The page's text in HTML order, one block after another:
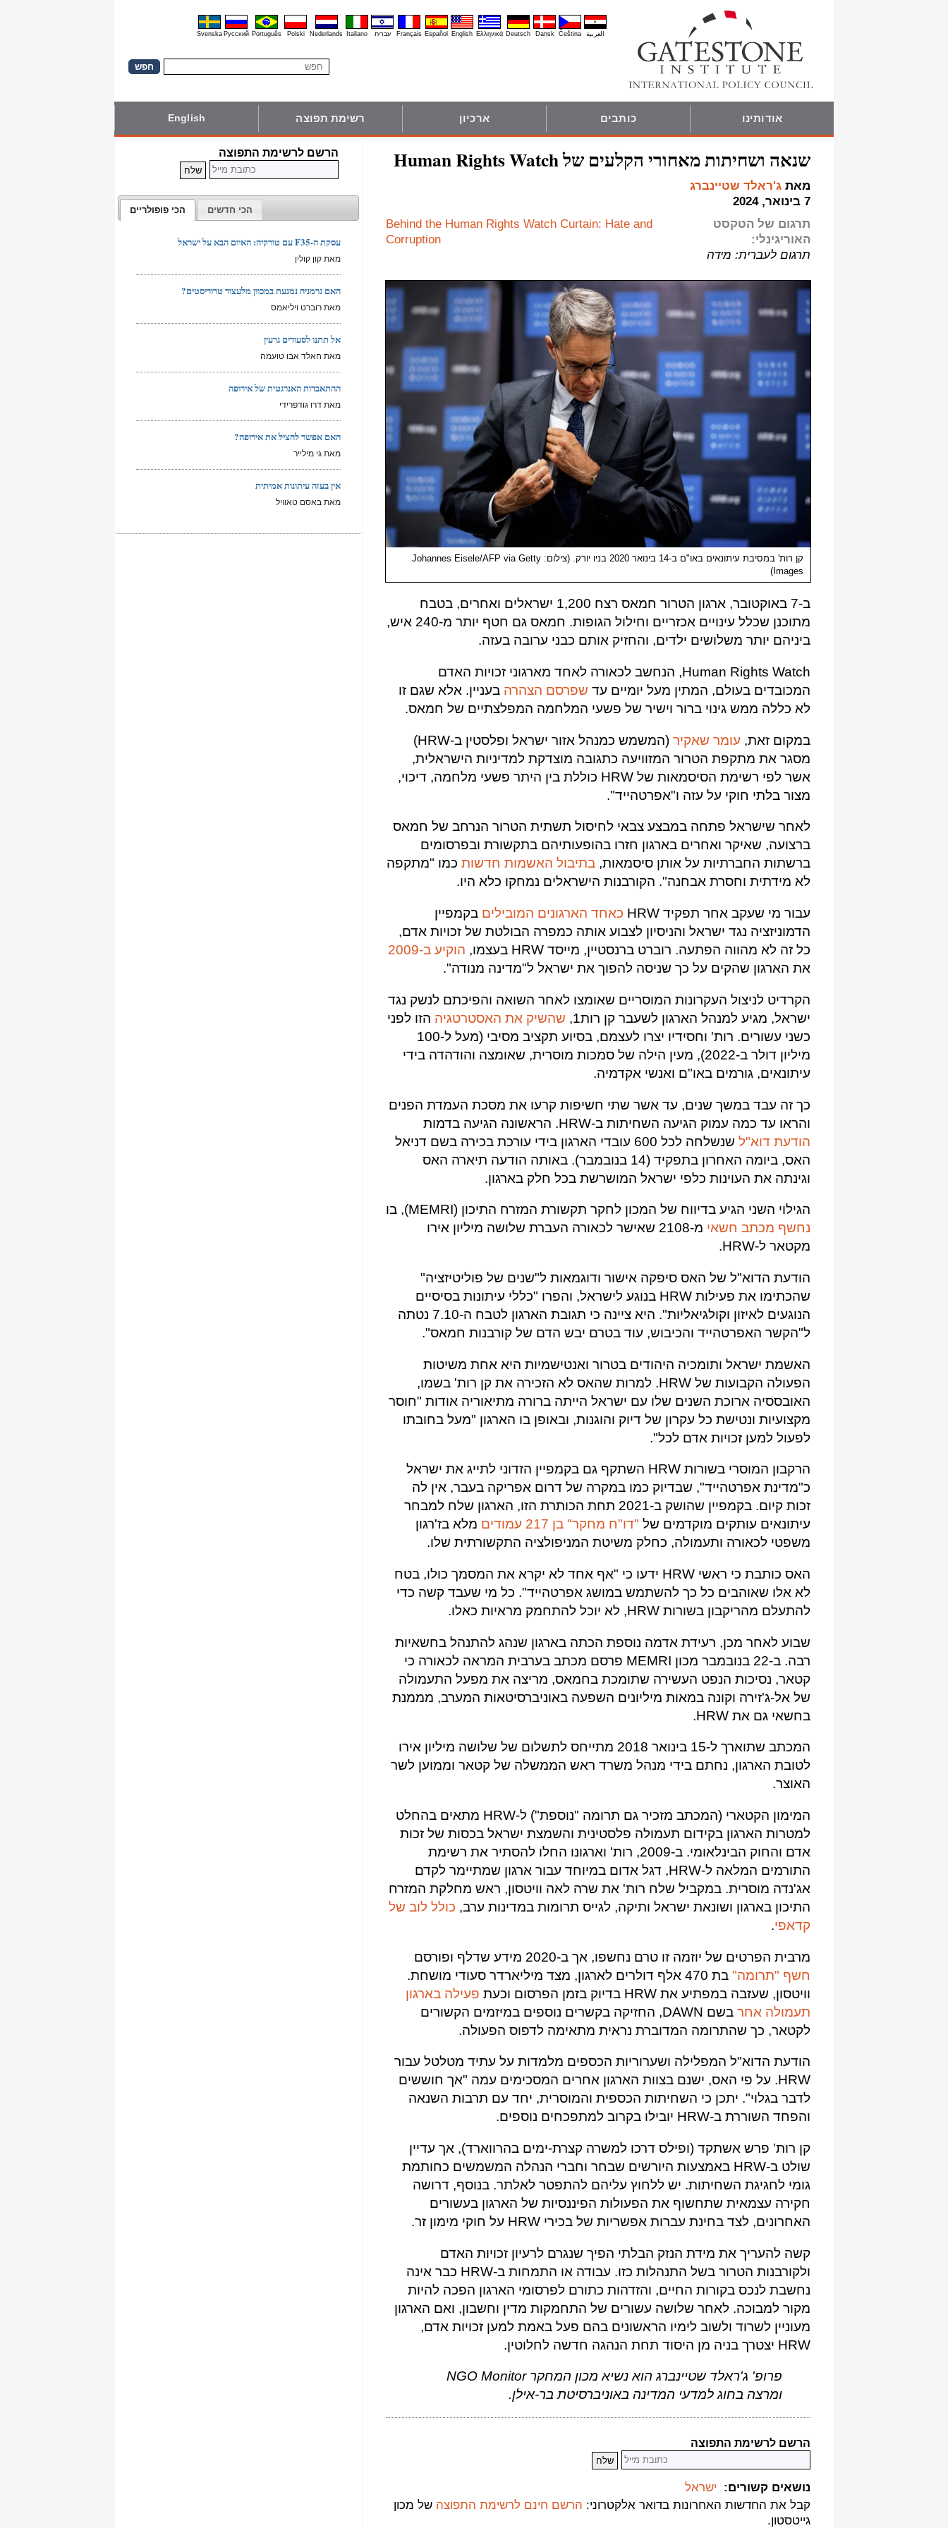
العربية Čeština
Dansk
Deutsch
Ελληνικά
English
Español
Français עברית Italiano
Nederlands
Polski
Português
Pyccĸий
Svenska
אודותינו כותבים ארכיון רשימת תפוצה English
שנאה ושחיתות מאחורי הקלעים של Human Rights Watch
מאת ג'ראלד שטיינברג
7 בינואר, 2024
תרגום של הטקסט
האוריגינלי:
Behind the Human Rights Watch Curtain: Hate and
Corruption
תרגום לעברית: מידה
קן רות' במסיבת עיתונאים באו"ם ב-14 בינואר 2020 בניו יורק. (צילום: Johannes Eisele/AFP via Getty
Images)
ב-7 באוקטובר, ארגון הטרור חמאס רצח 1,200 ישראלים ואחרים, בטבח
מתוכנן שכלל עינויים אכזריים וחילול הגופות. חמאס גם חטף יותר מ-240 איש,
ביניהם יותר משלושים ילדים, והחזיק אותם כבני ערובה בעזה.
Human Rights Watch, הנחשב לכאורה לאחד מארגוני זכויות האדם
המכובדים בעולם, המתין מעל יומיים עד שפרסם הצהרה בעניין. אלא שגם זו
לא כללה ממש גינוי ברור וישיר של פשעי המלחמה המפלצתיים של חמאס.
במקום זאת, עומר שאקיר
(המשמש כמנהל אזור ישראל ופלסטין ב-HRW)
מסגר את מתקפת הטרור המזוויעה כתגובה מוצדקת למדיניות הישראלית,
אשר לפי רשימת הסיסמאות של HRW כוללת בין היתר פשעי מלחמה, דיכוי,
מצור בלתי חוקי על עזה ו"אפרטהייד".
לאחר שישראל פתחה במבצע צבאי לחיסול תשתית הטרור הנרחב של חמאס
ברצועה, שאיקר ואחרים בארגון חזרו בהופעותיהם בתקשורת ובפרסומים
ברשתות החברתיות על אותן סיסמאות, בתיבול האשמות חדשות כמו "מתקפה
לא מידתית וחסרת אבחנה". הקורבנות הישראלים נמחקו כלא היו.
עבור מי שעקב אחר תפקיד HRW כאחד הארגונים המובילים בקמפיין
הדמוניזציה נגד ישראל והניסיון לצבוע אותה כמפרה הבולטת של זכויות אדם,
כל זה לא מהווה הפתעה. רוברט ברנסטיין, מייסד HRW בעצמו,
הוקיע ב-2009
את הארגון שהקים על כך שניסה להפוך את ישראל ל"מדינה מנודה".
הקרדיט לניצול העקרונות המוסריים שאומצו לאחר השואה והפיכתם לנשק נגד
ישראל, מגיע למנהל הארגון לשעבר קן רות1,
שהשיק את האסטרטגיה הזו לפני
כשני עשורים. רות' וחסידיו יצרו לעצמם, בסיוע תקציב מסיבי (מעל ל-100
מיליון דולר ב-2022), מעין הילה של סמכות מוסרית, שאומצה והודהדה בידי
עיתונאים, גורמים באו"ם ואנשי אקדמיה.
כך זה עבד במשך שנים, עד אשר שתי חשיפות קרעו את מסכת העמדת הפנים
והראו עד כמה עמוק הגיעה השחיתות ב-HRW. הראשונה הגיעה בדמות
הודעת דוא"ל
שנשלחה לכל 600 עובדי הארגון בידי עורכת בכירה בשם דניאל
האס, ביומה האחרון בתפקיד (14 בנובמבר). באותה הודעה תיארה האס
וגינתה את העוינות כלפי ישראל המושרשת בכל חלק בארגון.
הגילוי השני הגיע בדיווח של המכון לחקר תקשורת המזרח התיכון (MEMRI), בו
נחשף מכתב חשאי
מ-2108 שאישר לכאורה העברת שלושה מיליון אירו
מקטאר ל-HRW.
הודעת הדוא"ל של האס סיפקה אישור ודוגמאות ל"שנים של פוליטיזציה"
שהכתימו את פעילות HRW בנוגע לישראל, והפרו "כללי עיתונות בסיסיים
הנוגעים לאיזון וקולגיאליות". היא ציינה כי תגובת הארגון לטבח ה-7.10 נטתה
ל"הקשר האפרטהייד והכיבוש, עוד בטרם יבש הדם של קורבנות חמאס".
האשמת ישראל ותומכיה היהודים בטרור ואנטישמיות היא אחת משיטות
הפעולה הקבועות של HRW. למרות שהאס לא הזכירה את קן רות' בשמו,
האובססיה ארוכת השנים שלו עם ישראל הייתה ברורה מתיאוריה אודות "חוסר
מקצועיות ונטישת כל עקרון של דיוק והוגנות, ובאופן בו הארגון "מעל בחובתו
לפעול למען זכויות אדם לכל".
הרקבון המוסרי בשורות HRW השתקף גם בקמפיין הזדוני לתייג את ישראל
כ"מדינת אפרטהייד", שבדיוק כמו במקרה של דרום אפריקה בעבר, אין לה
זכות קיום. בקמפיין שהושק ב-2021 תחת הכותרת הזו, הארגון שלח למבחר
עיתונאים עותקים מוקדמים של "דו"ח מחקר" בן 217 עמודים
מלא בז'רגון
משפטי לכאורה ותעמולה, כחלק משיטת המניפולציה התקשורתית שלו.
האס כותבת כי ראשי HRW ידעו כי "אף אחד לא יקרא את המסמך כולו, בטח
לא אלו שאוהבים כל כך להשתמש במושג אפרטהייד". כל מי שעבד קשה כדי
להתעלם מהריקבון בשורות HRW, לא יוכל להתחמק מראיות כאלו.
שבוע לאחר מכן, רעידת אדמה נוספת הכתה בארגון שנהג להתנהל בחשאיות
רבה. ב-22 בנובמבר מכון MEMRI פרסם מכתב בערבית המראה לכאורה כי
קטאר, נסיכות הנפט העשירה שתומכת בחמאס, מריצה את מפעל התעמולה
של אל-ג'זירה וקונה במאות מיליונים השפעה באוניברסיטאות המערב, מממנת
בחשאי גם את HRW.
המכתב שתוארך ל-15 בינואר 2018 מתייחס לתשלום של שלושה מיליון אירו
לטובת הארגון, נחתם בידי מנהל משרד ראש הממשלה של קטאר וממוען לשר
האוצר.
המימון הקטארי (המכתב מזכיר גם תרומה "נוספת") ל-HRW מתאים בהחלט
למטרות הארגון בקידום תעמולה פלסטינית והשמצת ישראל בכסות של זכות
אדם והחוק הבינלאומי. ב-2009, רות' וארגונו החלו להסתיר את רשימת
התורמים המלאה ל-HRW, דגל אדום במיוחד עבור ארגון שמתיימר לקדם
אג'נדה מוסרית. במקביל שלח רות' את שרה לאה וויטסון, ראש מחלקת המזרח
התיכון בארגון ושונאת ישראל ותיקה, לגייס תרומות במדינות ערב, כולל לוב של
קדאפי.
מרבית הפרטים של יוזמה זו טרם נחשפו, אך ב-2020 מידע שדלף ופורסם
חשף "תרומה"
בת 470 אלף דולרים לארגון, מצד מיליארדר סעודי מושחת.
וויטסון, שעזבה במפתיע את HRW בדיוק בזמן הפרסום וכעת
פעילה בארגון
תעמולה אחר
בשם DAWN, החזיקה בקשרים נוספים במיזמים הקשורים
לקטאר, כך שהתרומה המדוברת נראית מתאימה לדפוס הפעולה.
הודעת הדוא"ל המפלילה ושערוריות הכספים מלמדות על עתיד מטלטל עבור
HRW. על פי האס, ישנם בצוות הארגון אחרים המסכימים עמה "אך חוששים
לדבר בגלוי". יתכן כי השחיתות הכספית והמוסרית, יחד עם תרבות השנאה
והפחד השוררת ב-HRW יובילו בקרוב למתפכחים נוספים.
קן רות' פרש אשתקד (ופילס דרכו למשרה קצרת-ימים בהרווארד), אך עדיין
שולט ב-HRW באמצעות היורשים שבחר וחברי הנהלה המשמשים כחותמת
גומי לחגיגת השחיתות. יש ללחוץ עליהם להתפטר לאלתר. בנוסף, דרושה
חקירה עצמאית שתחשוף את הפעולות הפיננסיות של הארגון בעשורים
האחרונים, לצד בחינת עברות אפשריות של בכירי HRW על חוקי מימון זר.
קשה להעריך את מידת הנזק הבלתי הפיך שנגרם לרעיון זכויות האדם
ולקורבנות הטרור בשל התנהלות כזו. עבודה או התמחות ב-HRW כבר אינה
נחשבת לנכס בקורות החיים, והזדהות כתורם לפרסומי הארגון הפכה להיות
מקור למבוכה. לאחר שלושה עשורים של התחמקות מדין וחשבון, ואם הארגון
מעוניין לשרוד ולשוב לימיו הראשונים בהם פעל באמת למען זכויות אדם,
HRW יצטרך בניה מן היסוד תחת הנהגה חדשה לחלוטין.
פרופ' ג'ראלד שטיינברג הוא נשיא מכון המחקר NGO Monitor
ומרצה בחוג למדעי המדינה באוניברסיטת בר-אילן.
הרשם לרשימת התפוצה
נושאים קשורים:
ישראל
קבל את החדשות האחרונות בדואר אלקטרוני: הרשם חינם לרשימת התפוצה של מכון
גייטסטון.
הרשם לרשימת התפוצה
הכי פופולריים הכי חדשים
עסקת ה-F35 עם טורקיה: האיום הבא על ישראל
מאת קון קולין
האם גרמניה נמנעת במכוון מלעצור טרוריסטים?
מאת רוברט ויליאמס
אל תתנו לסעודים גרעין
מאת חאלד אבו טועמה
ההתאבדות האנרגטית של אירופה
מאת דרו גודפרידי
האם אפשר להציל את אירופה?
מאת גי מילייר
אין בעזה עיתונות אמיתית
מאת באסם טאוויל